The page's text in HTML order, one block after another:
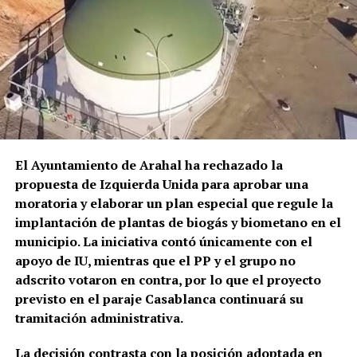
reinterpretando y haciendo suyo.
reducido y atendido sanitariamente, el hombre fue
sacado en una silla de ruedas y trasladado en
ambulancia al Hospital Universitario La Merced de
Osuna.
El episodio no es un hecho completamente aislado.
Profesionales consultados por este medio vienen
alertando de repetidos episodios de amenazas,
comportamientos agresivos y situaciones
conflictivas en el centro de salud, algunos
relacionados, según estos testimonios, con personas
que llegan bajo los efectos de drogas.
La preocupación por las agresiones a sanitarios no
es nueva. El Área de Gestión Sanitaria de Osuna puso
en marcha este mismo año formación específica con
la Guardia Civil para prevenir y afrontar este tipo de
situaciones, una iniciativa que debía extenderse,
entre otros lugares, a los profesionales del centro
El Ayuntamiento de Arahal ha rechazado la
propuesta de Izquierda Unida para aprobar una
moratoria y elaborar un plan especial que regule la
implantación de plantas de biogás y biometano en el
municipio. La iniciativa contó únicamente con el
apoyo de IU, mientras que el PP y el grupo no
adscrito votaron en contra, por lo que el proyecto
previsto en el paraje Casablanca continuará su
tramitación administrativa.
La decisión contrasta con la posición adoptada en